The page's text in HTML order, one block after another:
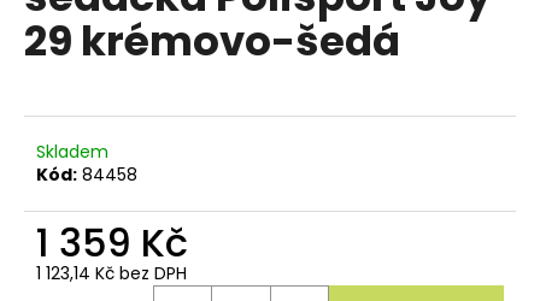
0,0
z
29 krémovo-šedá
Skladem
Kód: 84458
1 359 Kč
1 123,14 Kč bez DPH
n
a
t
?